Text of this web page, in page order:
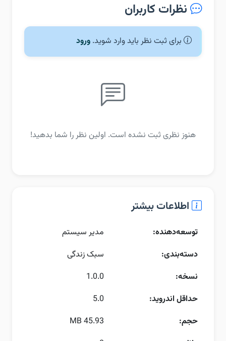
نظرات کاربران
برای ثبت نظر باید وارد شوید. ورود
هنوز نظری ثبت نشده است. اولین نظر را شما بدهید!
اطلاعات بیشتر
توسعه‌دهنده:
مدیر سیستم
دسته‌بندی:
سبک زندگی
نسخه:
1.0.0
حداقل اندروید:
5.0
حجم:
45.93 MB